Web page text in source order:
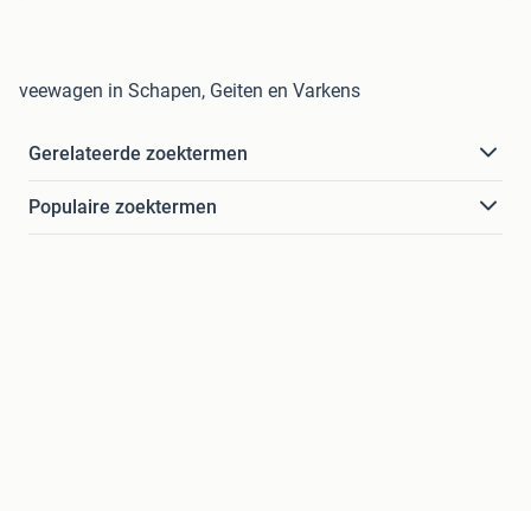
veewagen in Schapen, Geiten en Varkens
Gerelateerde zoektermen
Populaire zoektermen